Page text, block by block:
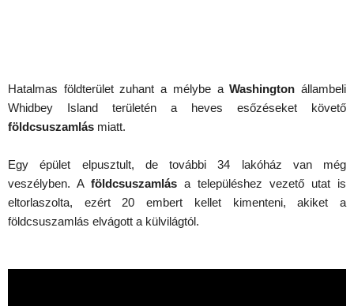
Hatalmas földterület zuhant a mélybe aWashington állambeli
Whidbey Island területén a heves esőzéseket követő
földcsuszamlás miatt.
Egy épület elpusztult, de további 34 lakóház van még
veszélyben. A földcsuszamlás a településhez vezető utat is
eltorlaszolta, ezért 20 embert kellet kimenteni, akiket a
földcsuszamlás elvágott a külvilágtól.